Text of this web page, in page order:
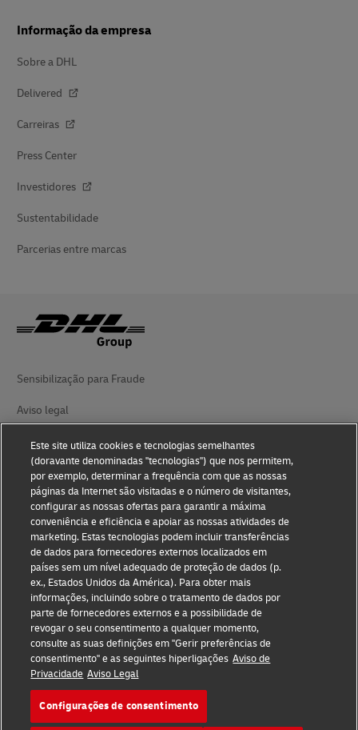
Informação da empresa
Sobre a DHL
Delivered
Carreiras
Press Center
Investidores
Sustentabilidade
Parcerias entre marcas
Sensibilização para Fraude
Aviso legal
Termos de utilização
Aviso de privacidade
Informações adicionais
Definições de Cookies
Siga-nos
2026 © - todos os direitos reservados
Este site utiliza cookies e tecnologias semelhantes
(doravante denominadas "tecnologias") que nos permitem,
por exemplo, determinar a frequência com que as nossas
páginas da Internet são visitadas e o número de visitantes,
configurar as nossas ofertas para garantir a máxima
conveniência e eficiência e apoiar as nossas atividades de
marketing. Estas tecnologias podem incluir transferências
de dados para fornecedores externos localizados em
países sem um nível adequado de proteção de dados (p.
ex., Estados Unidos da América). Para obter mais
informações, incluindo sobre o tratamento de dados por
parte de fornecedores externos e a possibilidade de
revogar o seu consentimento a qualquer momento,
consulte as suas definições em "Gerir preferências de
consentimento" e as seguintes hiperligações Aviso de
Privacidade Aviso Legal
Configurações de consentimento